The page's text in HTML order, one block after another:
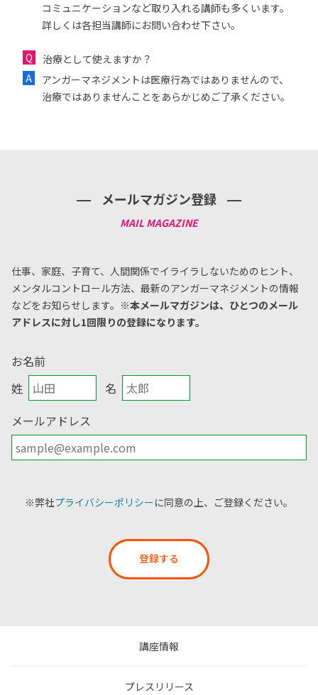
コミュニケーションなど取り入れる講師も多くいます。
詳しくは各担当講師にお問い合わせ下さい。
治療として使えますか？
アンガーマネジメントは医療行為ではありませんので、
治療ではありませんことをあらかじめご了承ください。
メールマガジン登録
仕事、家庭、子育て、人間関係でイライラしないためのヒント、
メンタルコントロール方法、 最新のアンガーマネジメントの情報
などをお知らせします。 ※本メールマガジンは、ひとつのメール
アドレスに対し1回限りの登録になります。
お名前
姓
名
メールアドレス
※弊社プライバシーポリシーに同意の上、ご登録ください。
登録する
講座情報
プレスリリース